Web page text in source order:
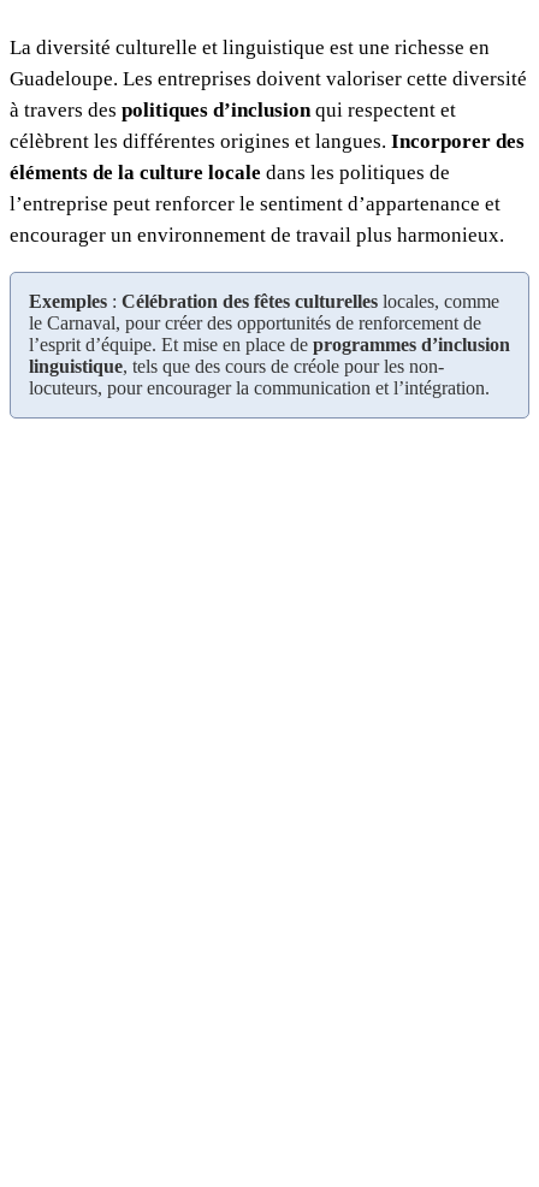
La diversité culturelle et linguistique est une richesse en
Guadeloupe. Les entreprises doivent valoriser cette diversité
à travers des politiques d’inclusionqui respectent et
célèbrent les différentes origines et langues. Incorporer des
éléments de la culture locale dans les politiques de
l’entreprise peut renforcer le sentiment d’appartenance et
encourager un environnement de travail plus harmonieux.
Exemples : Célébration des fêtes culturelles locales, comme
le Carnaval, pour créer des opportunités de renforcement de
l’esprit d’équipe. Et mise en place de programmes d’inclusion
linguistique, tels que des cours de créole pour les non-
locuteurs, pour encourager la communication et l’intégration.